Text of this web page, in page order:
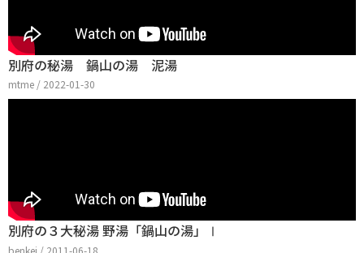
別府の秘湯 鍋山の湯 泥湯
mtme / 2022-01-30
別府の３大秘湯 野湯「鍋山の湯」Ⅰ